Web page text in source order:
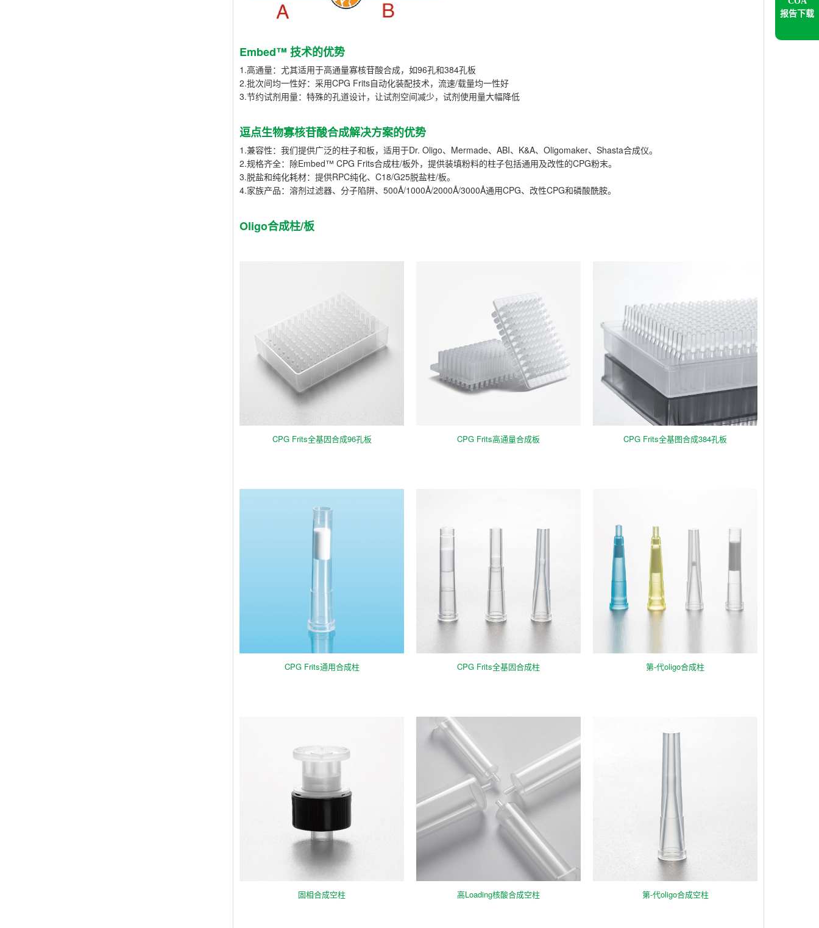
Embed™ 技术的优势
1.高通量：尤其适用于高通量寡核苷酸合成，如96孔和384孔板
2.批次间均一性好：采用CPG Frits自动化装配技术，流速/载量均一性好
3.节约试剂用量：特殊的孔道设计，让试剂空间减少，试剂使用量大幅降低
逗点生物寡核苷酸合成解决方案的优势
1.兼容性：我们提供广泛的柱子和板，适用于Dr. Oligo、Mermade、ABI、K&A、Oligomaker、Shasta合成仪。
2.规格齐全：除Embed™ CPG Frits合成柱/板外，提供装填粉料的柱子包括通用及改性的CPG粉末。
3.脱盐和纯化耗材：提供RPC纯化、C18/G25脱盐柱/板。
4.家族产品：溶剂过滤器、分子陷阱、500Å/1000Å/2000Å/3000Å通用CPG、改性CPG和磷酸酰胺。
Oligo合成柱/板
CPG Frits全基因合成96孔板 CPG Frits高通量合成板 CPG Frits全基图合成384孔板
CPG Frits通用合成柱 CPG Frits全基因合成柱 第-代oligo合成柱
固相合成空柱 高Loading核酸合成空柱 第-代oligo合成空柱
报告下载